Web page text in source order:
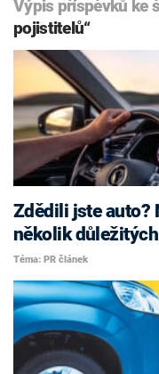
Výpis příspěvků ke
pojistitelů“
Zdědili jste auto?
několik
Téma: PR článek